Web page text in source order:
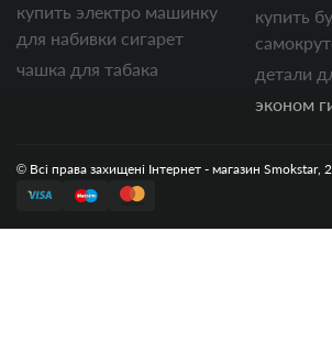
купить электро машинку
для набивки сигарет
чашка для табака
купить
детали
эконом
© Всі права захищені Інтернет - магазин Smokstar,